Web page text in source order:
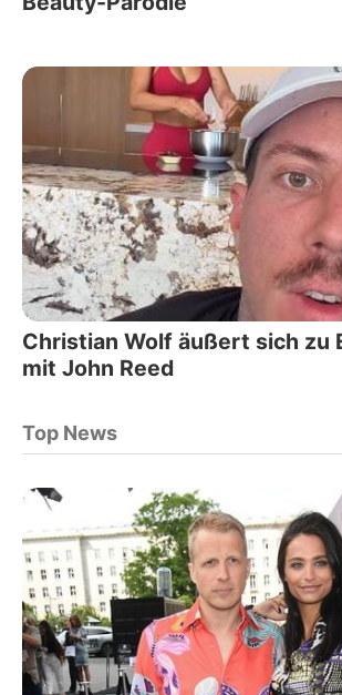
Christian Wolf äußert sich zu
mit John Reed
Top News